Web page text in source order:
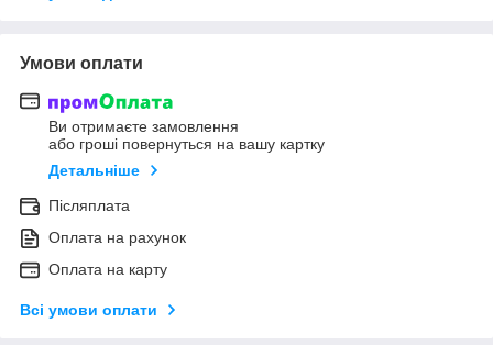
Умови оплати
Ви отримаєте замовлення
або гроші повернуться на вашу картку
Детальніше
Післяплата
Оплата на рахунок
Оплата на карту
Всі умови оплати